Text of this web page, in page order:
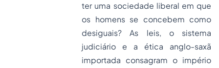
ter uma sociedade liberal em que
os homens se concebem como
desiguais? As leis, o sistema
judiciário e a ética anglo-saxã
importada consagram o império